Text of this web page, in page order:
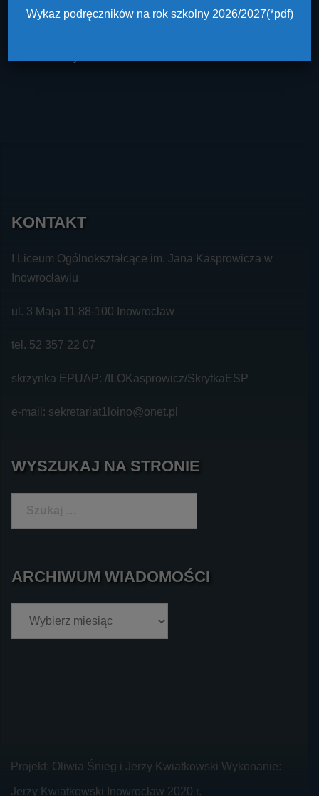
leksykalny na
KONTAKT
I Liceum Ogólnokształcące im. Jana Kasprowicza w
Inowrocławiu
ul. 3 Maja 11 88-100 Inowrocław
tel. 52 357 22 07
skrzynka EPUAP: /ILOKasprowicz/SkrytkaESP
e-mail: sekretariat1loino@onet.pl
WYSZUKAJ NA STRONIE
ARCHIWUM WIADOMOŚCI
Projekt: Oliwia Śnieg i Jerzy Kwiatkowski Wykonanie:
Jerzy Kwiatkowski Inowrocław 2020 r.
Wykaz podręczników na rok szkolny 2026/2027(*pdf)